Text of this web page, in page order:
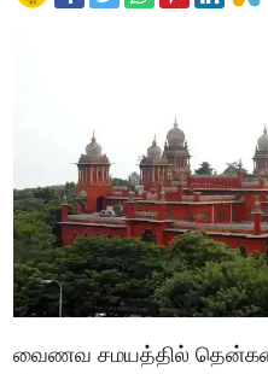
வைணவ சமயத்தில்